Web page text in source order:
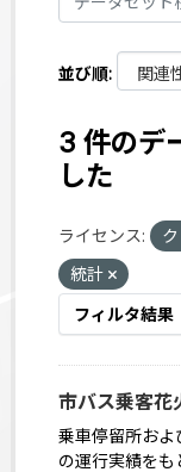
並び順
3 件のデ
した
ライセンス:
統計
フィルタ結果
市バス乗客花
乗車停留所およ
の運行実績をも